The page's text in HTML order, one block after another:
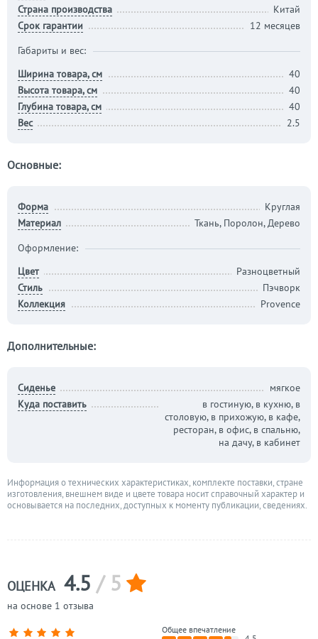
Страна производства
Китай
Срок гарантии
12 месяцев
Габариты и вес:
Ширина товара, см
40
Высота товара, см
40
Глубина товара, см
40
Вес
2.5
Основные:
Форма
Круглая
Материал
Ткань, Поролон, Дерево
Оформление:
Цвет
Разноцветный
Стиль
Пэчворк
Коллекция
Provence
Дополнительные:
Сиденье
мягкое
Куда поставить
в гостиную, в кухню, в
столовую, в прихожую, в кафе,
ресторан, в офис, в спальню,
на дачу, в кабинет
Информация о технических характеристиках, комплекте поставки, стране
изготовления, внешнем виде и цвете товара носит справочный характер и
основывается на последних, доступных к моменту публикации, сведениях.
ОЦЕНКА 4.5 / 5
на основе 1 отзыва
Общее впечатление